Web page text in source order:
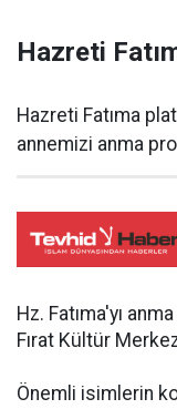
Hazreti
Hazreti Fatıma
annemizi anma
Hz. Fatıma'yı
Fırat Kültür
Önemli isimlerin